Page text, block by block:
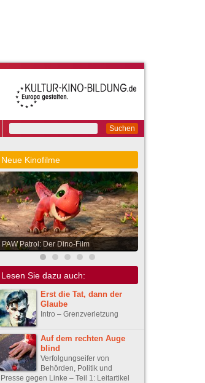
Suchen
Neue Kinofilme
PAW Patrol: Der Dino-Film
Lesen Sie dazu auch:
Erst die Tat, dann der
Glaube
Intro – Grenzverletzung
Auf dem rechten Auge
blind
Verfolgungseifer von
Behörden, Politik und
Presse gegen Linke – Teil 1: Leitartikel